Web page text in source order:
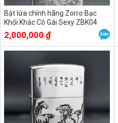
Bật lửa chính hãng Zorro Bạc
Khối Khắc Cô Gái Sexy ZBK04
2,000,000 ₫